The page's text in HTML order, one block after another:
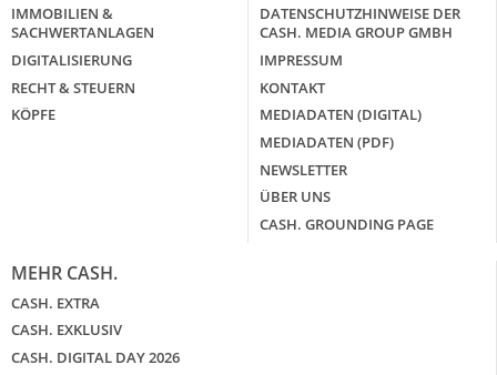
IMMOBILIEN &
SACHWERTANLAGEN
DIGITALISIERUNG
RECHT & STEUERN
KÖPFE
DATENSCHUTZHINWEISE DER
CASH. MEDIA GROUP GMBH
IMPRESSUM
KONTAKT
MEDIADATEN (DIGITAL)
MEDIADATEN (PDF)
NEWSLETTER
ÜBER UNS
CASH. GROUNDING PAGE
MEHR CASH.
CASH. EXTRA
CASH. EXKLUSIV
CASH. DIGITAL DAY 2026